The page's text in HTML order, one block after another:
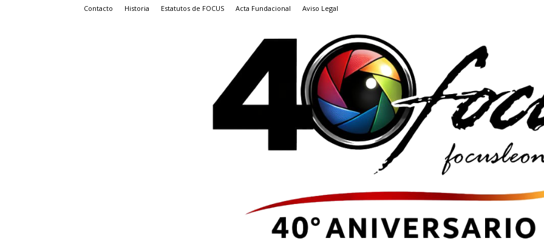
Contacto Historia Estatutos de FOCUS Acta Fundacional Aviso Legal